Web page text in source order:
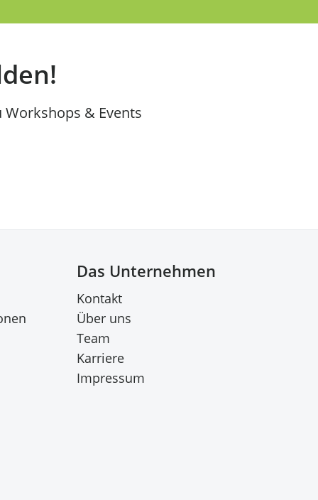
Workshops & Events
Das Unternehmen
Kontakt
Über uns
Team
Karriere
Impressum